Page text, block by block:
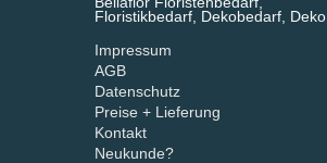
Floristikbedarf, Dekobedarf, Deko
Impressum
AGB
Datenschutz
Preise + Lieferung
Kontakt
Neukunde?